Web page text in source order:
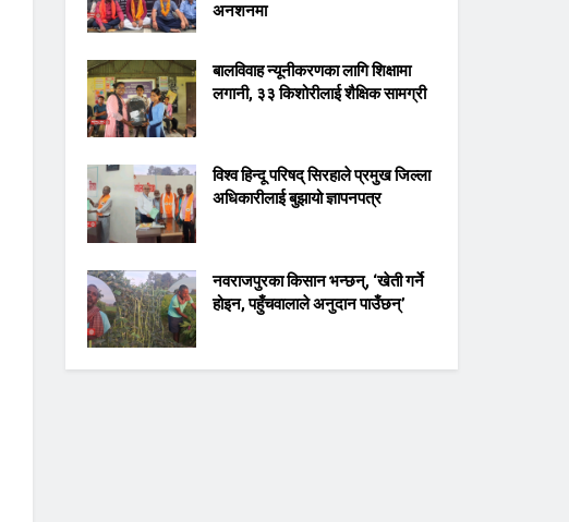
अनशनमा
बालविवाह न्यूनीकरणका लागि शिक्षामा
लगानी, ३३ किशोरीलाई शैक्षिक सामग्री
विश्व हिन्दू परिषद् सिरहाले प्रमुख जिल्ला
अधिकारीलाई बुझायो ज्ञापनपत्र
नवराजपुरका किसान भन्छन्, ‘खेती गर्ने
होइन, पहुँचवालाले अनुदान पाउँछन्’